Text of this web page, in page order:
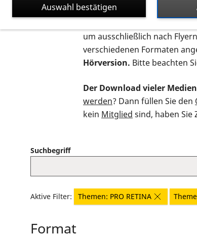
Auf dieser Seite finden Sie
um ausschließlich nach
verschiedenen Formaten
Hörversion. Bitte beachten
Der Download vieler
werden? Dann füllen Sie den
kein Mitglied sind, haben
Suchbegriff
Aktive Filter: Themen: PRO RETINA
Format
Auswahl bestätigen